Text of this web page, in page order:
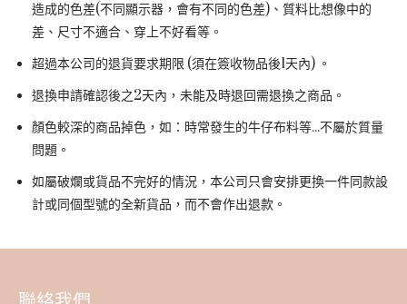
造成的色差(不同顯示器，會有不同的色差)、質料比想像中的
差、尺寸不適合、穿上不好看等。
超過本公司的退貨要求期限 (須在簽收物品後1天內) 。
退換申請確認後之2天內，未能及時退回需退換之商品。
顏色較深的商品掉色，如：時常發生的牛仔布料等...不屬於質量
問題。
如屬破爛或貨品不完好的情況，本公司只會安排更換一件同款設
計或同個型號的全新貨品，而不會作出退款。